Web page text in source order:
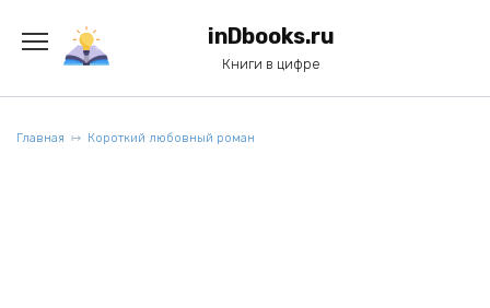
содержанию
inDbooks.ru
Книги в цифре
Главная Короткий любовный роман